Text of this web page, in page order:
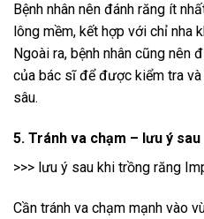
Bệnh nhân nên đánh răng ít
lông mềm, kết hợp với chỉ nha
Ngoài ra, bệnh nhân cũng nên
của bác sĩ để được kiểm tra
sâu.
5. Tránh va chạm – lưu ý
>>> lưu ý sau khi trồng răng
Cần tránh va chạm mạnh vào